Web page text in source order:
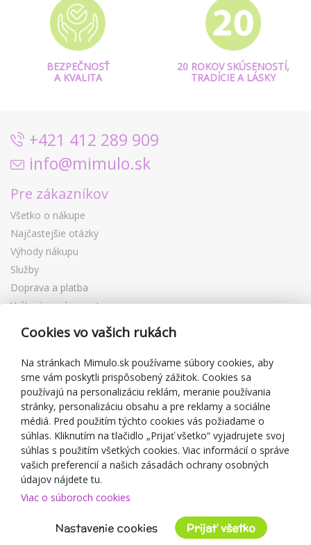
BEZPEČNOSŤ
A KVALITA
20 ROKOV SKÚSENOSTÍ,
TRADÍCIE A LÁSKY
+421 412 289 909
info@mimulo.sk
Pre zákazníkov
Všetko o nákupe
Najčastejšie otázky
Výhody nákupu
Služby
Doprava a platba
Vrátenie a výmena tovaru
Darčekové poukážky
Zľavové kupóny
Blog
O predajcovi
Mimulo.sk
Obchodné podmienky
Ochrana osobných údajov GDPR
Kontakty
Spolupracujeme
Cookies vo vašich rukách
Na stránkach Mimulo.sk používame súbory cookies, aby
sme vám poskytli prispôsobený zážitok. Cookies sa
používajú na personalizáciu reklám, meranie používania
stránky, personalizáciu obsahu a pre reklamy a sociálne
médiá. Pred použitím týchto cookies vás požiadame o
súhlas. Kliknutím na tlačidlo „Prijať všetko“ vyjadrujete svoj
súhlas s použitím všetkých cookies. Viac informácií o správe
vašich preferencií a našich zásadách ochrany osobných
údajov nájdete tu.
Viac o súboroch cookies
Nastavenie cookies Prijať všetko